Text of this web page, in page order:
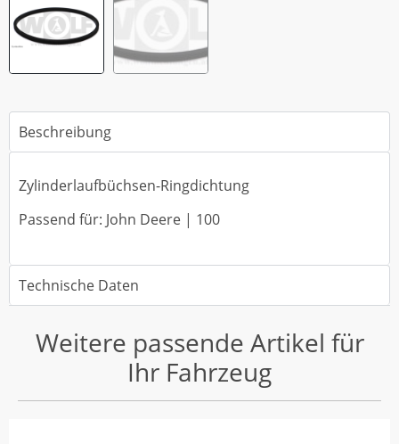
Beschreibung
Zylinderlaufbüchsen-Ringdichtung
Passend für: John Deere | 100
Technische Daten
Weitere passende Artikel für
Ihr Fahrzeug